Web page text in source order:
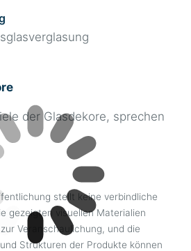
der Glasdekore, sprechen
stellt keine verbindliche
gezeigten visuellen Materialien
Veranschaulichung, und die
Strukturen der Produkte können